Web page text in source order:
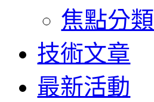
焦點分類
技術文章
最新活動